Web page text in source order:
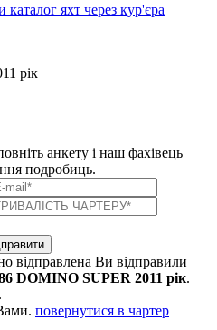
каталог яхт через кур'єра
рік
анкету і наш фахівець
подробиць.
відправлена Ви відправили
DOMINO SUPER 2011 рік.
повернутися в чартер